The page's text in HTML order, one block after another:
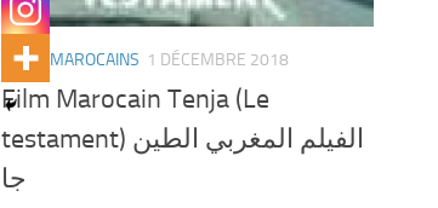
FILMS MAROCAINS 1 DÉCEMBRE 2018
Film Marocain Tenja (Le
testament) الفيلم المغربي الطين
جا